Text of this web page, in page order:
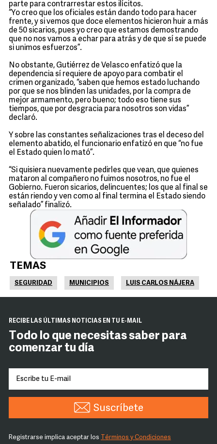
parte para contrarrestar estos ilícitos.
“Yo creo que los oficiales están dando todo para hacer
frente, y si vemos que doce elementos hicieron huir a más
de 50 sicarios, pues yo creo que estamos demostrando
que no nos vamos a echar para atrás y de que sí se puede
si unimos esfuerzos”.
No obstante, Gutiérrez de Velasco enfatizó que la
dependencia sí requiere de apoyo para combatir el
crimen organizado, “saben que hemos estado luchando
por que se nos blinden las unidades, por la compra de
mejor armamento, pero bueno; todo eso tiene sus
tiempos, que por desgracia para nosotros son vidas”
declaró.
Y sobre las constantes señalizaciones tras el deceso del
elemento abatido, el funcionario enfatizó en que “no fue
el Estado quien lo mató”.
“Si quisiera nuevamente pedirles que vean, que quienes
mataron al compañero no fuimos nosotros, no fue el
Gobierno. Fueron sicarios, delincuentes; los que al final se
están riendo y ven como al final termina el Estado siendo
señalado” finalizó.
TEMAS
SEGURIDAD MUNICIPIOS LUIS CARLOS NÁJERA
RECIBE LAS ÚLTIMAS NOTICIAS EN TU E-MAIL
Todo lo que necesitas saber para
comenzar tu día
Suscríbete
Registrarse implica aceptar los Términos y Condiciones